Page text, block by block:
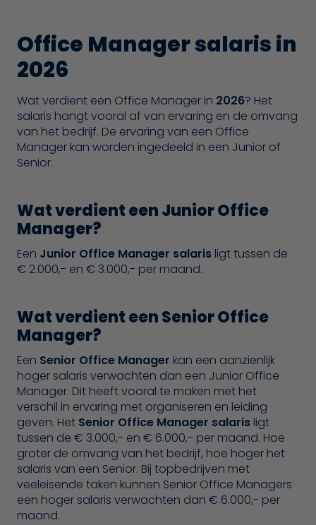
Office Manager salaris in
2026
Wat verdient een Office Manager in 2026? Het
salaris hangt vooral af van ervaring en de omvang
van het bedrijf. De ervaring van een Office
Manager kan worden ingedeeld in een Junior of
Senior.
Wat verdient een Junior Office
Manager?
Een Junior Office Manager salaris ligt tussen de
€ 2.000,- en € 3.000,- per maand.
Wat verdient een Senior Office
Manager?
Een Senior Office Manager kan een aanzienlijk
hoger salaris verwachten dan een Junior Office
Manager. Dit heeft vooral te maken met het
verschil in ervaring met organiseren en leiding
geven. Het Senior Office Manager salaris ligt
tussen de € 3.000,- en € 6.000,- per maand. Hoe
groter de omvang van het bedrijf, hoe hoger het
salaris van een Senior. Bij topbedrijven met
veeleisende taken kunnen Senior Office Managers
een hoger salaris verwachten dan € 6.000,- per
maand.